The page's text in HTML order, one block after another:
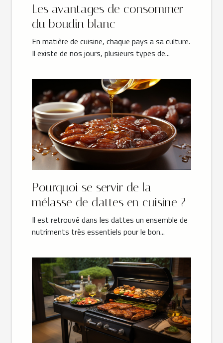
Les avantages de consommer
du boudin blanc
En matière de cuisine, chaque pays a sa culture.
Il existe de nos jours, plusieurs types de...
Pourquoi se servir de la
mélasse de dattes en cuisine ?
Il est retrouvé dans les dattes un ensemble de
nutriments très essentiels pour le bon...